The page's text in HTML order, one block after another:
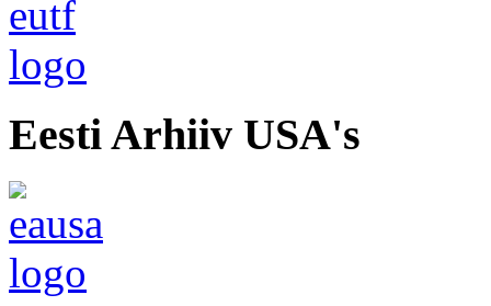
Eesti Arhiiv USA's